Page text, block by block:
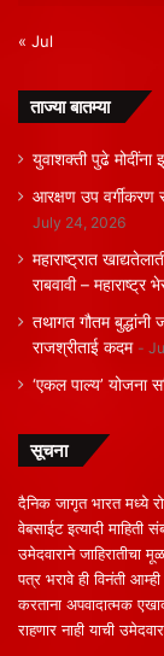
« Jul
ताज्या बातम्या
युवाशक्ती पुढे
आरक्षण उप वर्गीकरण
July 24, 2026
महाराष्ट्रात
राबवावी –
तथागत गौतम
राजश्रीताई कदम
‘एकल पाल्य’ योजना
सूचना
दैनिक जागृत भारत मध्ये
वेबसाईट इत्यादी माहिती
उमेदवाराने
पत्र भरावे ही विनंती
करताना अपवादात्मक
राहणार नाही याची